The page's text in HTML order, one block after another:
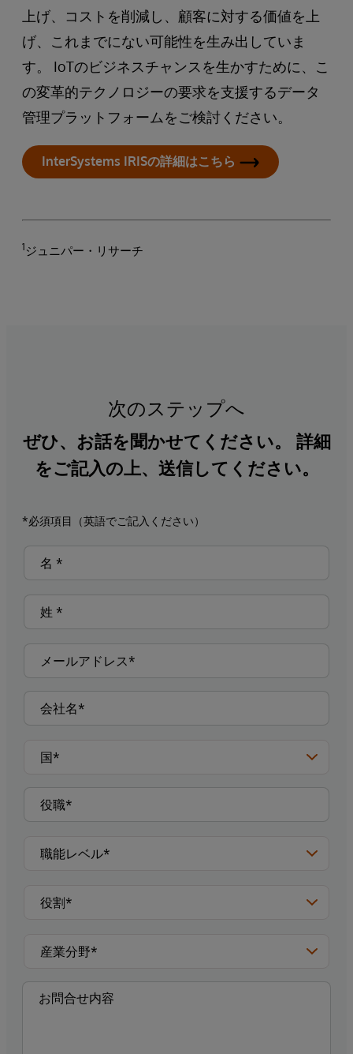
上げ、コストを削減し、顧客に対する価値を上
げ、これまでにない可能性を生み出していま
す。 IoTのビジネスチャンスを生かすために、こ
の変革的テクノロジーの要求を支援するデータ
管理プラットフォームをご検討ください。
InterSystems IRISの詳細はこちら
1 ジュニパー・リサーチ
次のステップへ
ぜひ、お話を聞かせてください。 詳細
をご記入の上、送信してください。
*必須項目（英語でご記入ください）